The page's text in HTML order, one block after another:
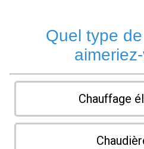
Quel type
Chauffage